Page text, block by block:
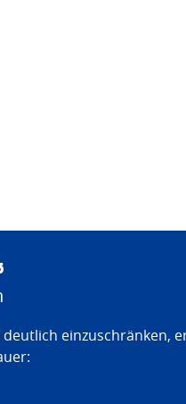
einzuschränken,